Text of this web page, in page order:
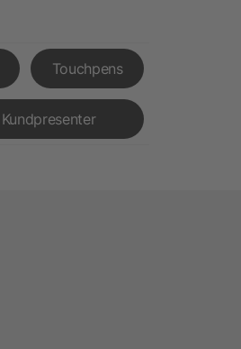
Touchpens
Kundpresenter